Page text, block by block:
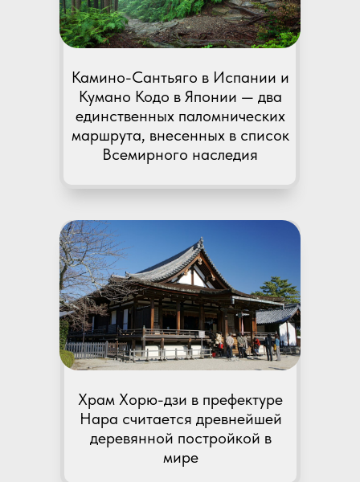
Камино-Сантьяго в Испании и
Кумано Кодо в Японии — два
единственных паломнических
маршрута, внесенных в список
Всемирного наследия
Храм Хорю-дзи в префектуре
Нара считается древнейшей
деревянной постройкой в
мире